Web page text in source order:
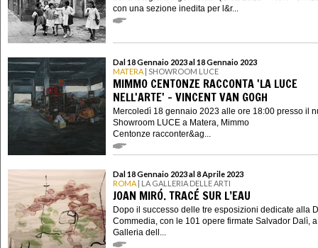
con una sezione inedita per l&r...
Dal 18 Gennaio 2023 al 18 Gennaio 2023
MATERA | SHOWROOM LUCE
MIMMO CENTONZE RACCONTA 'LA LUCE
NELL'ARTE' - VINCENT VAN GOGH
Mercoledì 18 gennaio 2023 alle ore 18:00 presso il
Showroom LUCE a Matera, Mimmo
Centonze racconter&ag...
Dal 18 Gennaio 2023 al 8 Aprile 2023
ROMA | LA GALLERIA DELLE ARTI
JOAN MIRÓ. TRACÉ SUR L’EAU
Dopo il successo delle tre esposizioni dedicate alla
Commedia, con le 101 opere firmate Salvador Dalì,
Galleria dell...